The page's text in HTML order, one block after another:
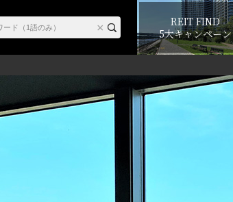
REIT FIND
5大キャンペーン